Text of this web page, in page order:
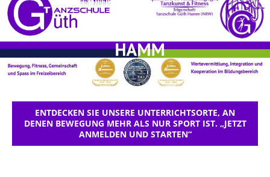
ENTDECKEN SIE UNSERE UNTERRICHTSORTE, AN
DENEN BEWEGUNG MEHR ALS NUR SPORT IST. „JETZT
ANMELDEN UND STARTEN“